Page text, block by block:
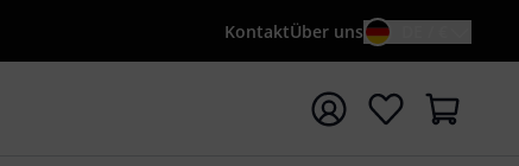
KontaktÜber uns
Suchwort {searchTerm} starten